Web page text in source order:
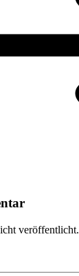
veröffentlicht.